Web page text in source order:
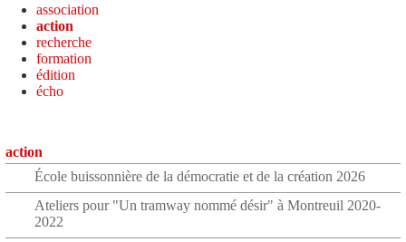
association
action
recherche
formation
édition
écho
action
École buissonnière de la démocratie et de la création 2026
Ateliers pour "Un tramway nommé désir" à Montreuil 2020-
2022